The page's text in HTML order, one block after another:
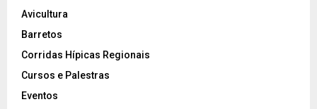
Avicultura
Barretos
Corridas Hípicas Regionais
Cursos e Palestras
Eventos